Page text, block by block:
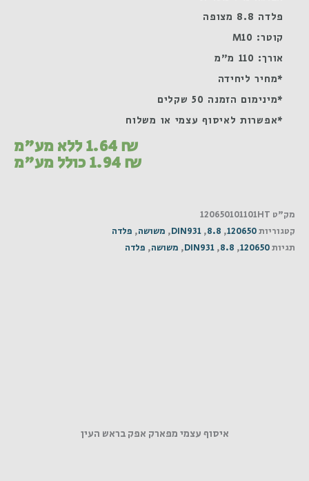
פלדה 8.8 מצופה
קוטר: M10
אורך: 110 מ"מ
*מחיר ליחידה
*מינימום הזמנה 50 שקלים
*אפשרות לאיסוף עצמי או משלוח
1.64₪ ללא מע"מ
1.94₪ כולל מע"מ
מק"ט 120650101101HT
קטגוריות120650
,
8.8
,
DIN931
, משושה, פלדה
תגיות120650
,
8.8
,
DIN931
, משושה, פלדה
איסוף עצמי מפארק אפק בראש העין